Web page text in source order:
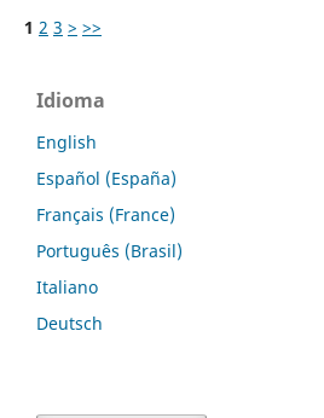
1 2 3 > >>
Idioma
English
Español (España)
Français (France)
Português (Brasil)
Italiano
Deutsch